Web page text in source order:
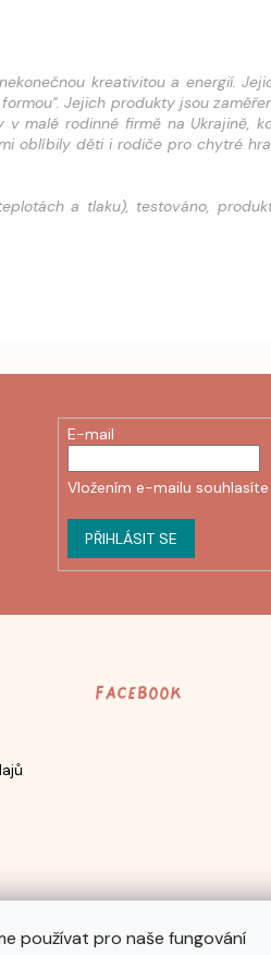
používat pro naše fungování
kreativitou a energií.
Jejich produkty jsou
malé rodinné firmě na Ukrajině,
oblíbily děti i rodiče pro chytré
a tlaku), testováno,
E-mail
Vložením e-mailu
PŘIHLÁSIT SE
Facebook